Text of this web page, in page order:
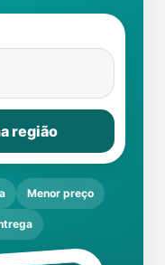
região
Menor preço